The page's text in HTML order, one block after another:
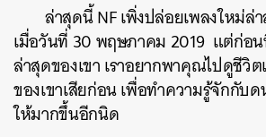
ล่าสุดนี้ NF เพิ่งปล่อยเพลงใหม่ล่า
เมื่อวันที่ 30 พฤษภาคม 2019 แต่ก่อ
ล่าสุดของเขา เราอยากพาคุณไปดูชีวิ
ของเขาเสียก่อน เพื่อทำความรู้จักกับ
ให้มากขึ้นอีกนิด